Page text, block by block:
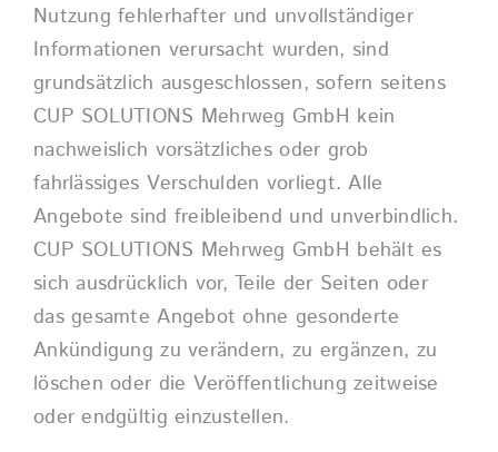
Nutzung fehlerhafter und unvollständiger
Informationen verursacht wurden, sind
grundsätzlich ausgeschlossen, sofern seitens
CUP SOLUTIONS Mehrweg GmbH kein
nachweislich vorsätzliches oder grob
fahrlässiges Verschulden vorliegt. Alle
Angebote sind freibleibend und unverbindlich.
CUP SOLUTIONS Mehrweg GmbH behält es
sich ausdrücklich vor, Teile der Seiten oder
das gesamte Angebot ohne gesonderte
Ankündigung zu verändern, zu ergänzen, zu
löschen oder die Veröffentlichung zeitweise
oder endgültig einzustellen.